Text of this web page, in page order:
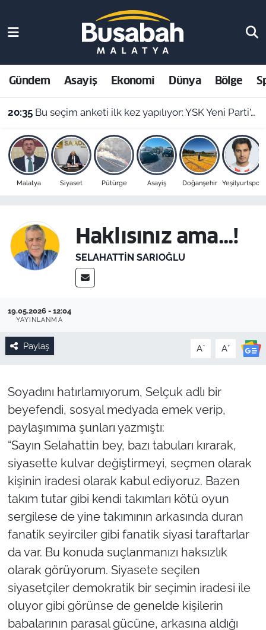
Gündem Asayiş Ekonomi Dünya Bölge
20:35 Bu seçim anketi ilk kez yapılıyor: YSK Yeni Parti’yi veto ederse Malatya’da sonuç ne olur?
Malatya Siyaset Pütürge Asayiş Doğanşehir Yeşilyurtspor
Haklısınız ama...!
SELAHATTIN SARIOĞLU
19.05.2026 - 12:04
YAYINLANMA
Paylaş A- A+
Soyadını hatırlamıyorum, Selçuk adlı bir
beyefendi, sosyal medyada emek verip,
paylaşımıma şunları yazmıştı:
“Sayın Selahattin bey, bazı tabuları kırarak,
siyasette kulvar değiştirmeyi, seçmen olarak
kişinin iradesi olarak kabul ediyoruz. Bazen
takım tutar gibi kendi takımları kötü oyun
sergilese de yine takımının arkasında duran
fanatik seyirciler gibi fanatik siyasi taraftarlar
da var. Bu konuda suçlanmanızı haksızlık
olarak görüyorum. Siyasete seçilen
siyasetçiler demokratik bir seçimin iradesi ile
oluyor gibi görünse de genelde kişilerin
babalarının parasal gücüne, arkasına aldığı
Asayiş
Ekonomi
Dünya
Bölge
Resmi İlanlar
Malatya Nöbetçi Eczaneler
Malatya Hava Durumu
Malatya Namaz Vakitleri
Malatya Trafik Yoğunluk Haritası
Süper Lig Puan Durumu ve Fikstür
Son Dakika Haberleri
Haber Arşivi